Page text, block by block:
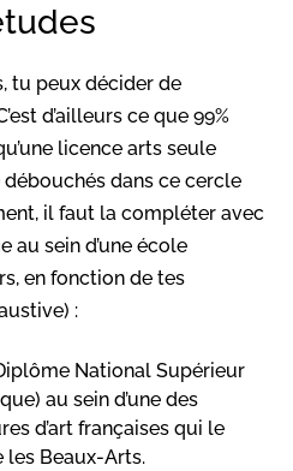
tu peux décider de
d’ailleurs ce que 99%
licence arts seule
débouchés dans ce cercle
il faut la compléter avec
au sein d’une école
en fonction de tes
:
National Supérieur
au sein d’une des
d’art françaises qui le
les Beaux-Arts.